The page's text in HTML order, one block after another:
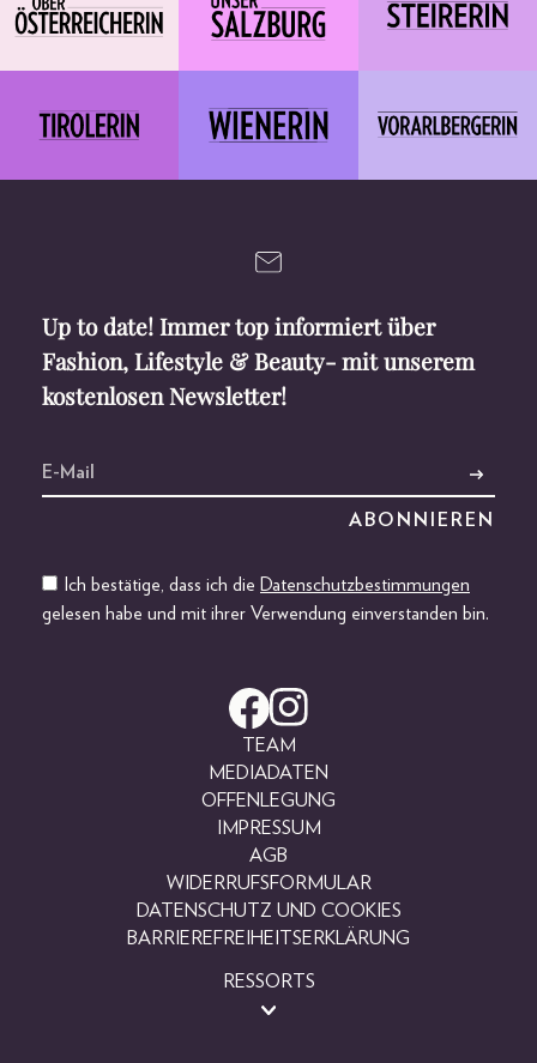
Up to date! Immer top informiert über
Fashion, Lifestyle & Beauty- mit unserem
kostenlosen Newsletter!
Ich bestätige, dass ich die Datenschutzbestimmungen
gelesen habe und mit ihrer Verwendung einverstanden bin.
TEAM
MEDIADATEN
OFFENLEGUNG
IMPRESSUM
AGB
WIDERRUFSFORMULAR
DATENSCHUTZ UND COOKIES
BARRIEREFREIHEITSERKLÄRUNG
RESSORTS